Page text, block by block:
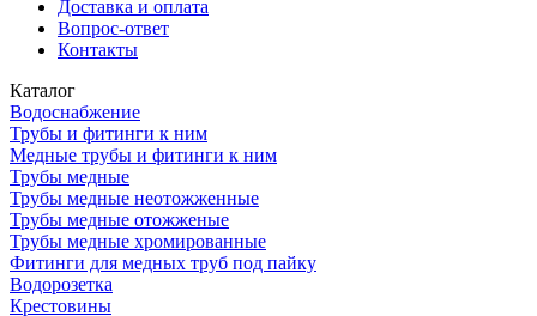
Доставка и оплата
Вопрос-ответ
Контакты
Каталог
Водоснабжение
Трубы и фитинги к ним
Медные трубы и фитинги к ним
Трубы медные
Трубы медные неотожженные
Трубы медные отожженые
Трубы медные хромированные
Фитинги для медных труб под пайку
Водорозетка
Крестовины